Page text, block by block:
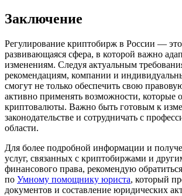
Заключение
Регулирование криптобирж в России —
развивающаяся сфера, в которой важно
изменениям. Следуя актуальным
рекомендациям, компании и
смогут не только обеспечить свою
активно применять возможности, которые
криптовалюты. Важно быть готовым к
законодательстве и сотрудничать с
области.
Для более подробной информации и
услуг, связанных с криптобиржами и
финансового права, рекомендую
по Умному помощнику юриста, который
документов и составление юридических